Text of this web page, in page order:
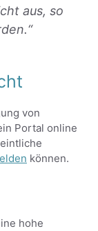
aus, so
von
Portal online
können.
hohe